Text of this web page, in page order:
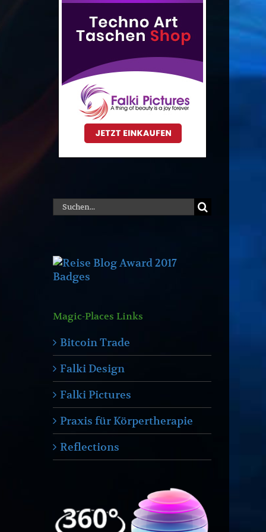
Suche
nach:
Magic-Places Links
Bitcoin Trade
Falki Design
Falki Pictures
Praxis für Körpertherapie
Reflections